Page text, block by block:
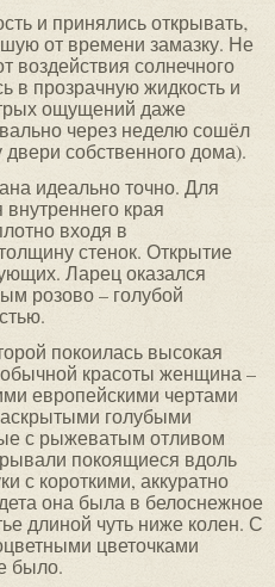
и принялись открывать‚
от времени замазку. Не
воздействия солнечного
в прозрачную жидкость и
ощущений даже
через неделю сошёл
собственного дома).
идеально точно. Для
края
входя в
стенок. Открытие
Ларец оказался
розово – голубой
покоилась высокая
красоты женщина –
европейскими чертами
голубыми
с рыжеватым отливом
покоящиеся вдоль
с короткими, аккуратно
она была в белоснежное
длиной чуть ниже колен. С
цветочками
было.